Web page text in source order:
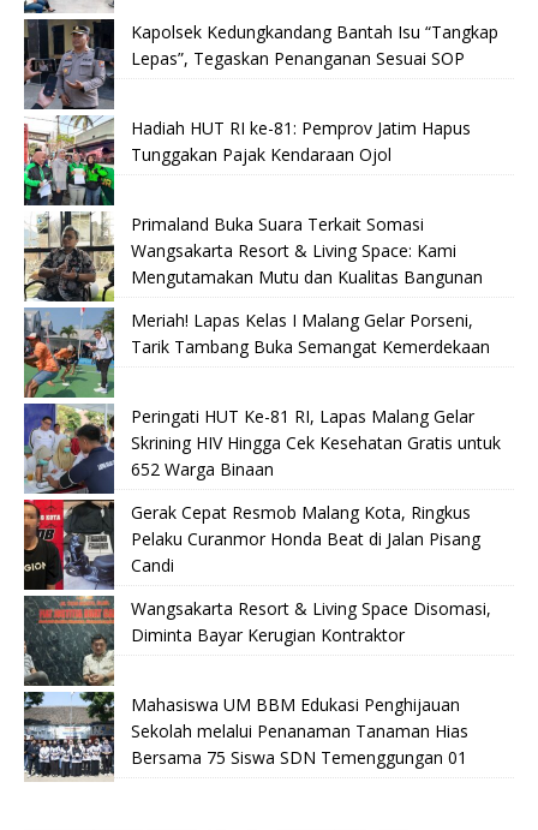
Kapolsek Kedungkandang Bantah Isu “Tangkap
Lepas”, Tegaskan Penanganan Sesuai SOP
Hadiah HUT RI ke-81: Pemprov Jatim Hapus
Tunggakan Pajak Kendaraan Ojol
Primaland Buka Suara Terkait Somasi
Wangsakarta Resort & Living Space: Kami
Mengutamakan Mutu dan Kualitas Bangunan
Meriah! Lapas Kelas I Malang Gelar Porseni,
Tarik Tambang Buka Semangat Kemerdekaan
Peringati HUT Ke-81 RI, Lapas Malang Gelar
Skrining HIV Hingga Cek Kesehatan Gratis untuk
652 Warga Binaan
Gerak Cepat Resmob Malang Kota, Ringkus
Pelaku Curanmor Honda Beat di Jalan Pisang
Candi
Wangsakarta Resort & Living Space Disomasi,
Diminta Bayar Kerugian Kontraktor
Mahasiswa UM BBM Edukasi Penghijauan
Sekolah melalui Penanaman Tanaman Hias
Bersama 75 Siswa SDN Temenggungan 01